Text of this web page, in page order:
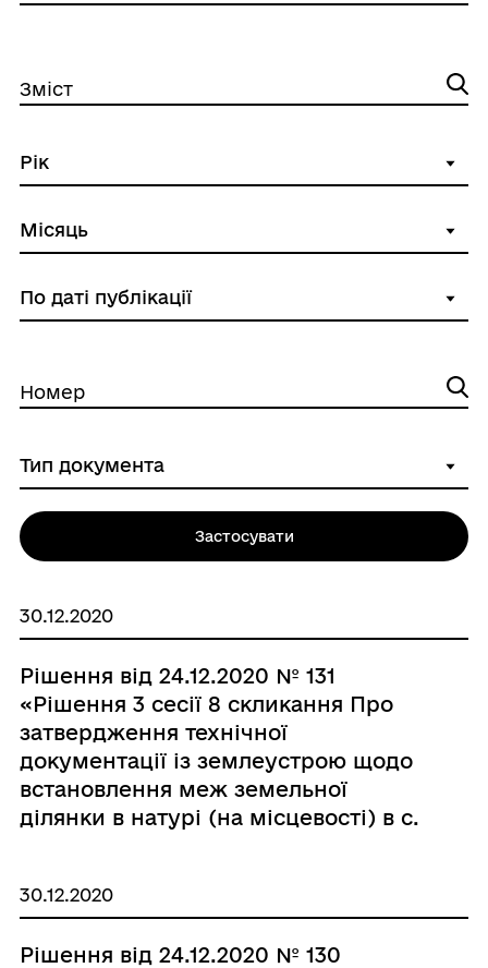
30.12.2020
Рішення від 24.12.2020 № 131
«Рішення 3 сесії 8 скликання Про
затвердження технічної
документації із землеустрою щодо
встановлення меж земельної
ділянки в натурі (на місцевості) в с.
30.12.2020
Рішення від 24.12.2020 № 130
Зміст
Номер
Застосувати